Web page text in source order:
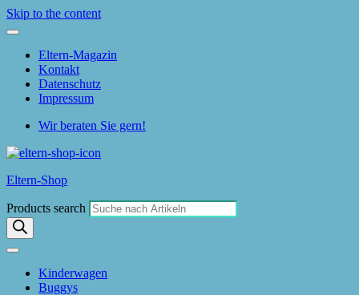
Skip to the content
Eltern-Magazin
Kontakt
Datenschutz
Impressum
Wir beraten Sie gern!
Eltern-Shop
Products search
Kinderwagen
Buggys